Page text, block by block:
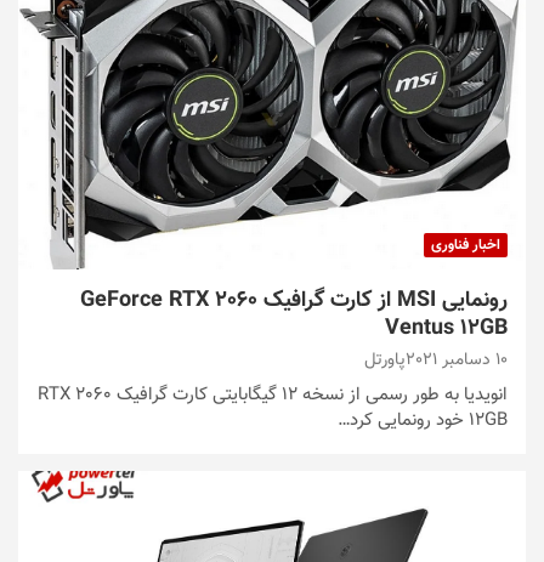
اخبار فناوری
رونمایی MSI از کارت گرافیک GeForce RTX 2060
Ventus 12GB
10 دسامبر 2021 پاورتل
انویدیا به طور رسمی از نسخه 12 گیگابایتی کارت گرافیک RTX 2060
12GB خود رونمایی کرد…